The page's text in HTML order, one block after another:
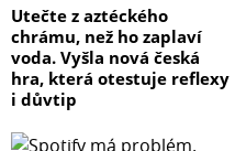
Utečte z aztéckého
chrámu, než ho zaplaví
voda. Vyšla nová česká
hra, která otestuje reflexy
i důvtip